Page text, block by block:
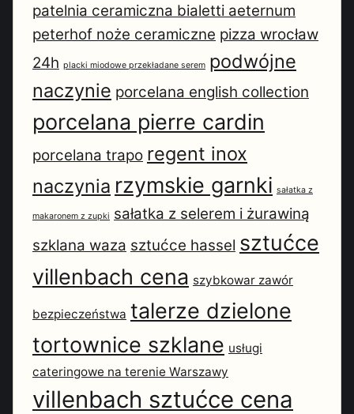
patelnia ceramiczna bialetti aeternum
peterhof noże ceramiczne pizza wrocław
24h placki miodowe przekładane serem podwójne
naczynie porcelana english collection
porcelana pierre cardin
porcelana trapo regent inox
naczynia rzymskie garnki sałatka z
makaronem z zupki sałatka z selerem i żurawiną
szklana waza sztućce hassel sztućce
villenbach cena szybkowar zawór
bezpieczeństwa talerze dzielone
tortownice szklane usługi
cateringowe na terenie Warszawy
villenbach sztućce cena